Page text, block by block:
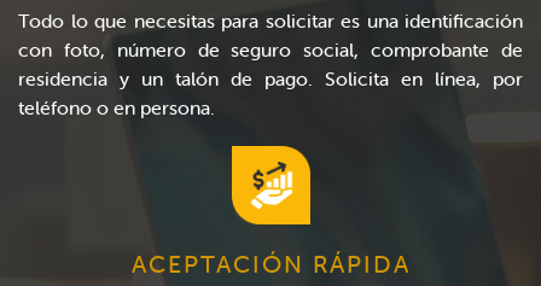
Todo lo que necesitas para solicitar es una identificación
con foto, número de seguro social, comprobante de
residencia y un talón de pago. Solicita en línea, por
teléfono o en persona.
ACEPTACIÓN RÁPIDA